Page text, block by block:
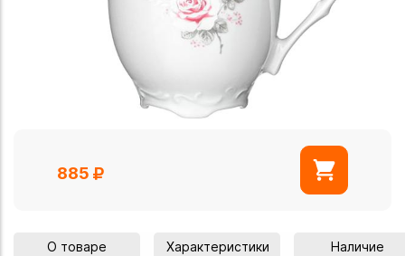
885
О товаре Характеристики Наличие